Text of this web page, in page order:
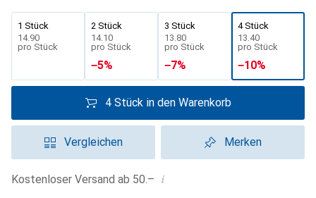
1 Stück
CHF
14.90
pro Stück
2 Stück
CHF
14.10
pro Stück
−5%
3 Stück
CHF
13.80
pro Stück
−7%
4 Stück
CHF
13.40
pro Stück
−10%
4 Stück in den Warenkorb
Vergleichen Merken
Kostenloser Versand ab 50.– i